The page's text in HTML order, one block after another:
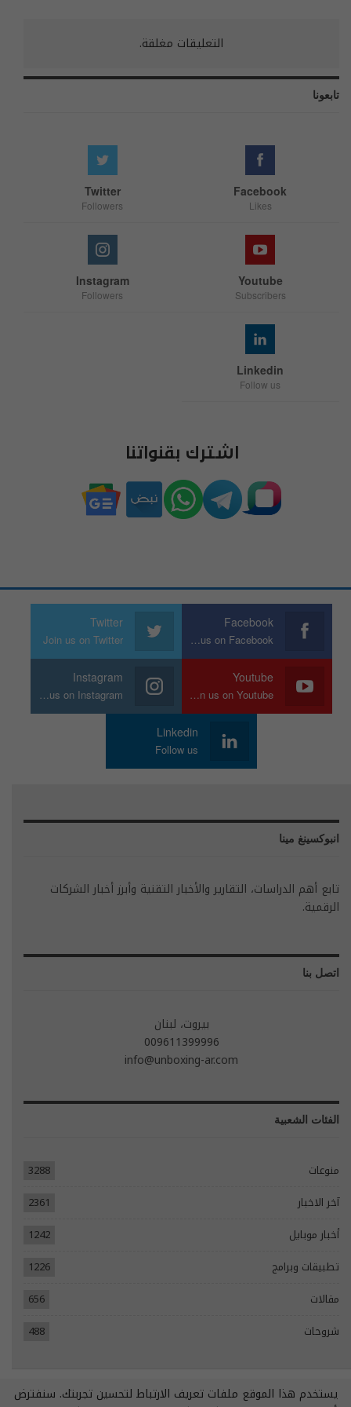
التعليقات مغلقة.
تابعونا
Facebook
Likes
Twitter
Followers
Youtube
Subscribers
Instagram
Followers
Linkedin
Follow us
اشترك بقنواتنا
Facebook
Join us on Facebook
Twitter
Join us on Twitter
Youtube
Join us on Youtube
Instagram
Join us on Instagram
Linkedin
Follow us
انبوكسينغ مينا
تابع أهم الدراسات، التقارير والأخبار التقنية وأبرز أخبار الشركات
الرقمية.
اتصل بنا
بيروت، لبنان
009611399996
info@unboxing-ar.com
الفئات الشعبية
منوعات
3288
آخر الاخبار
2361
أخبار موبايل
1242
تطبيقات وبرامج
1226
مقالات
656
شروحات
488
© 2026 - جميع الحقوق محفوظة.
يستخدم هذا الموقع ملفات تعريف الارتباط لتحسين تجربتك. سنفترض